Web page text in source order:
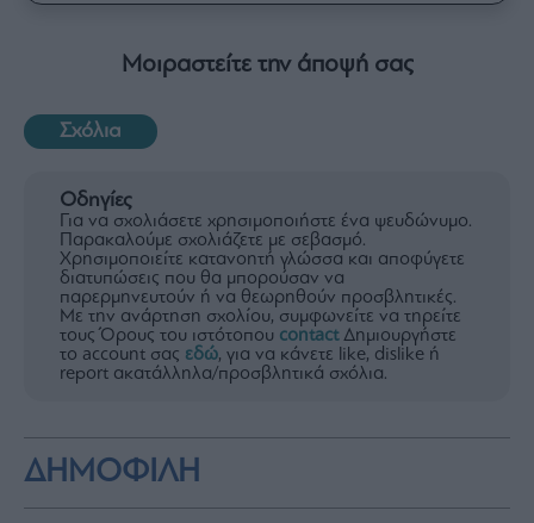
Μοιραστείτε την άποψή σας
Σχόλια
Οδηγίες
Για να σχολιάσετε χρησιμοποιήστε ένα ψευδώνυμο.
Παρακαλούμε σχολιάζετε με σεβασμό.
Χρησιμοποιείτε κατανοητή γλώσσα και αποφύγετε
διατυπώσεις που θα μπορούσαν να
παρερμηνευτούν ή να θεωρηθούν προσβλητικές.
Με την ανάρτηση σχολίου, συμφωνείτε να τηρείτε
τους Όρους του ιστότοπου contactΔημιουργήστε
το account σας εδώ, για να κάνετε like, dislike ή
report ακατάλληλα/προσβλητικά σχόλια.
ΔΗΜΟΦΙΛΗ